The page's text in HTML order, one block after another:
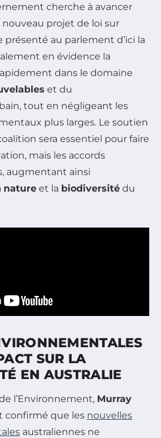
cherche à avancer
projet de loi sur
présenté au parlement d’ici la
en évidence la
dans le domaine
et du
tout en négligeant les
plus larges. Le soutien
sera essentiel pour faire
mais les accords
augmentant ainsi
nature et la biodiversité du
SUR LA
EN AUSTRALIE
l’Environnement, Murray
confirmé que les nouvelles
australiennes ne